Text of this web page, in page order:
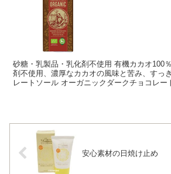
砂糖・乳製品・乳化剤不使用 有機カカオ100
剤不使用、濃厚なカカオの風味と苦み、すっ
レートソール オーガニックダークチョコレー
安心素材の日焼け止め